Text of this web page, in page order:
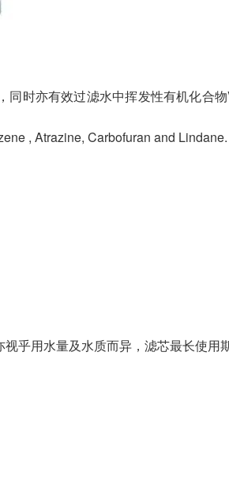
时亦有效过滤水中挥发性有机化合
, Atrazine, Carbofuran and Lindane.
乎用水量及水质而异，滤芯最长使用